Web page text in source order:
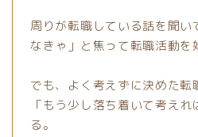
周りが転職している話を聞い
なきゃ」と焦って転職活動を
でも、よく考えずに決めた転
「もう少し落ち着いて考え
る。